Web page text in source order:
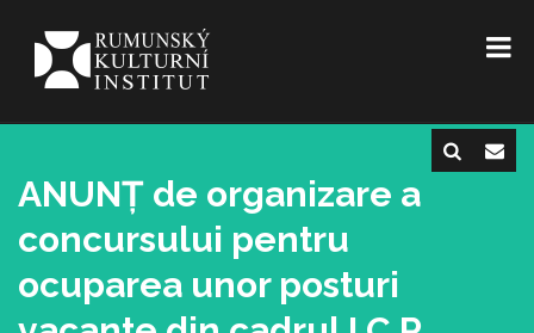
ANUNȚ de organizare a
concursului pentru
ocuparea unor posturi